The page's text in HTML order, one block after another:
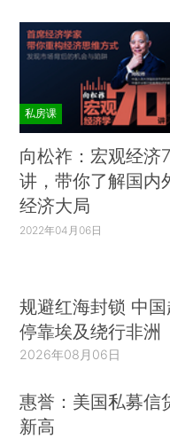
私房课
向松祚：宏观经济
讲，带你了解国内
经济大局
2022年04月06日
规避红海封锁 中
停靠埃及绕行非洲
2026年08月06日
惠誉：美国私募信
新高